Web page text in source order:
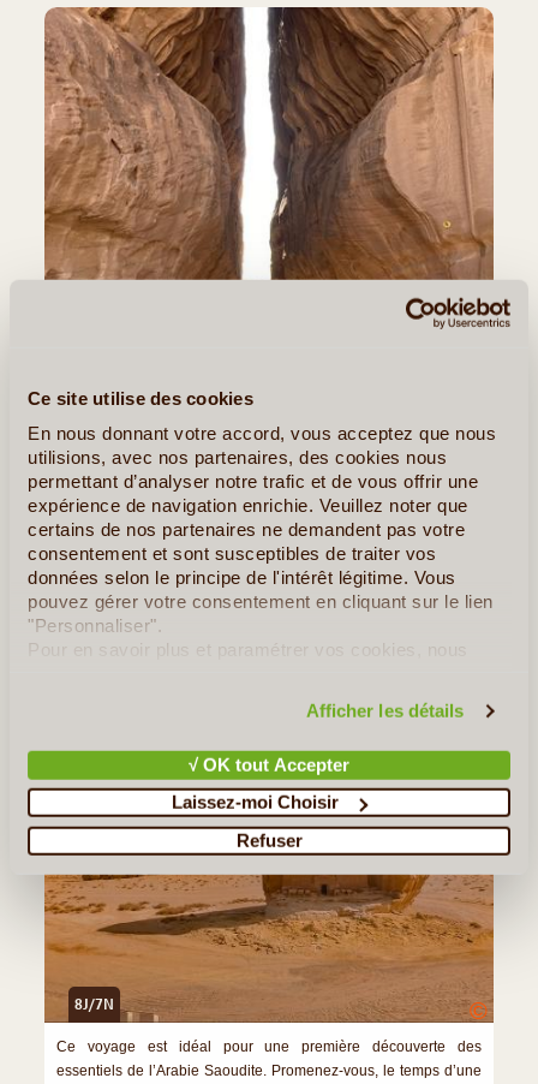
Ce site utilise des cookies
En nous donnant votre accord, vous acceptez que nous
utilisions, avec nos partenaires, des cookies nous
permettant d’analyser notre trafic et de vous offrir une
expérience de navigation enrichie. Veuillez noter que
certains de nos partenaires ne demandent pas votre
consentement et sont susceptibles de traiter vos
données selon le principe de l'intérêt légitime. Vous
pouvez gérer votre consentement en cliquant sur le lien
"Personnaliser".
Pour en savoir plus et paramétrer vos cookies, nous
Afficher les détails
√ OK tout Accepter
Laissez-moi Choisir
Refuser
©
Revenu satisfait d’avoir vu ces sites Nabatéens que je
désespérais de découvrir faute de visa. C’est mon deuxième
voyage avec vous, je loue votre organisation et votre célérité.
Semra a fait un bon travail. En Arabie Saoudite, le (...)
Lire la suite ≻
Quelques Idées de Voyages en Arabie
Saoudite
8J/7N ©
Ce voyage est idéal pour une première découverte des
essentiels de l’Arabie Saoudite. Promenez-vous, le temps d’une